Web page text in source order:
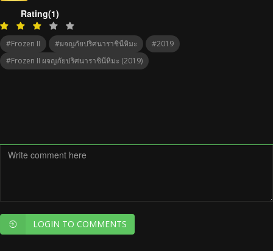
Rating(1)
#Frozen II #ผจญภัยปริศนาราชินีหิมะ
#2019
#Frozen II ผจญภัยปริศนาราชินีหิมะ (2019)
LOGIN TO COMMENTS